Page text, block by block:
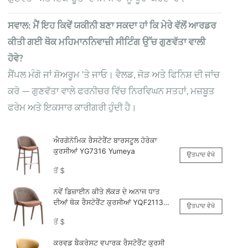
ਸਵਾਲ: ਮੈਂ ਇਹ ਕਿਵੇਂ ਯਕੀਨੀ ਬਣਾ ਸਕਦਾ ਹਾਂ ਕਿ ਮੇਰੇ ਵੱਲੋਂ ਆਰਡਰ
ਕੀਤੀ ਗਈ ਥੋਕ ਮਹਿਮਾਨਨਿਵਾਜ਼ੀ ਸੀਟਿੰਗ ਉੱਚ ਗੁਣਵੱਤਾ ਵਾਲੀ
ਹੋਵੇ?
ਸੈਂਪਲ ਮੰਗੋ ਜਾਂ ਸ਼ੋਅਰੂਮ 'ਤੇ ਜਾਓ। ਵੈਲਡ, ਜੋੜ ਅਤੇ ਫਿਨਿਸ਼ ਦੀ ਜਾਂਚ
ਕਰੋ — ਗੁਣਵੱਤਾ ਵਾਲੇ ਫਰਨੀਚਰ ਵਿੱਚ ਨਿਰਵਿਘਨ ਸਤਹਾਂ, ਮਜ਼ਬੂਤ ​​
ਫਰੇਮ ਅਤੇ ਇਕਸਾਰ ਕਾਰੀਗਰੀ ਹੁੰਦੀ ਹੈ।
ਐਰਗੋਨੋਮਿਕ ਰੈਸਟੋਰੈਂਟ ਬਾਰਸਟੂਲ ਹੋਰੇਕਾ
ਕੁਰਸੀਆਂ YG7316 Yumeya
ਤੋਂ $
ਉਤਪਾਦ ਵੇਖੋ
ਨਵੇਂ ਡਿਜ਼ਾਈਨ ਕੀਤੇ ਲੱਕੜ ਦੇ ਅਨਾਜ ਧਾਤ
ਦੀਆਂ ਥੋਕ ਰੈਸਟੋਰੈਂਟ ਕੁਰਸੀਆਂ YQF2113
ਤੋਂ $
ਉਤਪਾਦ ਵੇਖੋ
ਕਰਵਡ ਬੈਕਰੇਸਟ ਵਪਾਰਕ ਰੈਸਟੋਰੈਂਟ ਕੁਰਸੀ